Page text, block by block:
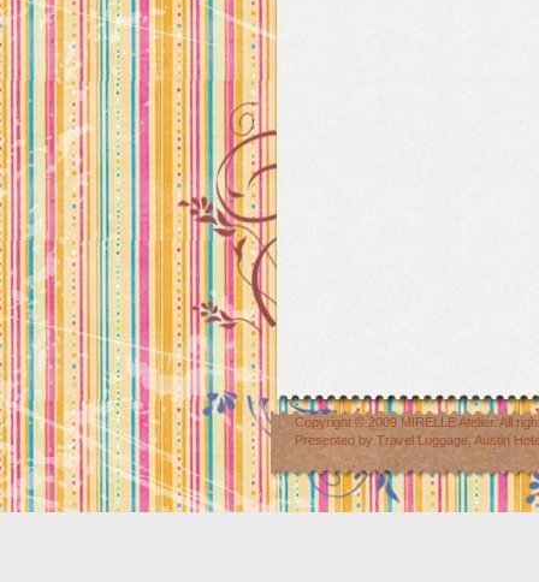
Copyright © 2009 MIRELLE Atelier. All
Presented by Travel Luggage Austin